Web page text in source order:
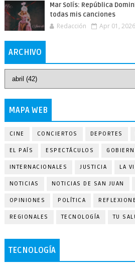
Mar Solís: República
todas mis canciones
Redacción Apr 01, 2026
ARCHIVO
MAPA WEB
CINE CONCIERTOS DEPORTES
EL PAÍS ESPECTÁCULOS
INTERNACIONALES JUSTICIA LA
NOTICIAS NOTICIAS DE SAN JUAN
OPINIONES POLÍTICA
REGIONALES TECNOLOGÍA TU
TECNOLOGÍA